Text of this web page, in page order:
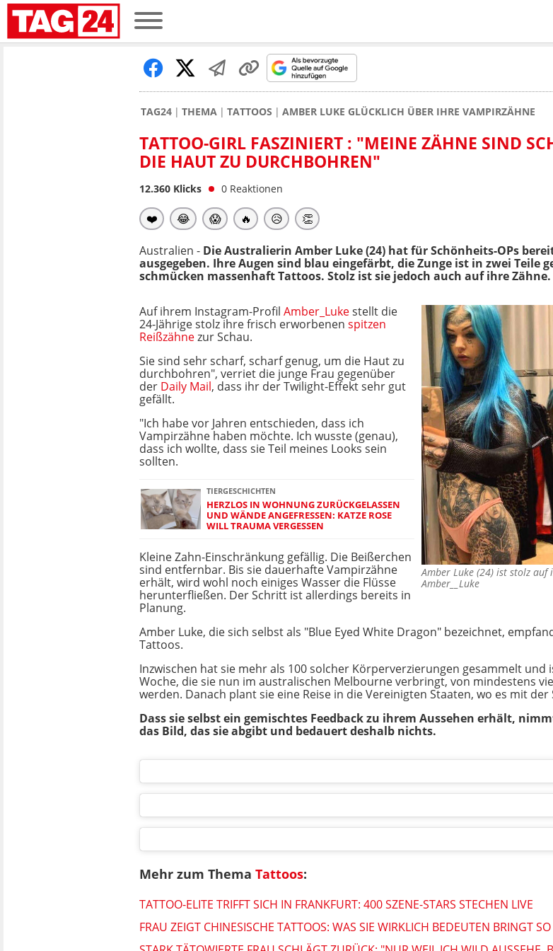
TAG24 THEMA TATTOOS AMBER LUKE GLÜCKLICH ÜBER IHRE VAMPIRZÄHNE
TATTOO-GIRL FASZINIERT : "MEINE ZÄHNE SIND
DIE HAUT ZU DURCHBOHREN"
12.360 Klicks 0 Reaktionen
❤️ 😂 😱 🔥 😥 👏
Australien - Die Australierin Amber Luke (24) hat für Schönheits-OPs
ausgegeben. Ihre Augen sind blau eingefärbt, die Zunge ist in zwei Teile
schmücken massenhaft Tattoos. Stolz ist sie jedoch auch auf ihre Zähne.
Amber Luke (24) ist stolz
Amber__Luke
Auf ihrem Instagram-Profil Amber_Lukestellt die
24-Jährige stolz ihre frisch erworbenen spitzen
Reißzähnezur Schau.
Sie sind sehr scharf, scharf genug, um die Haut zu
durchbohren", verriet die junge Frau gegenüber
der Daily Mail, dass ihr der Twilight-Effekt sehr gut
gefällt.
"Ich habe vor Jahren entschieden, dass ich
Vampirzähne haben möchte. Ich wusste (genau),
dass ich wollte, dass sie Teil meines Looks sein
sollten.
TIERGESCHICHTEN
HERZLOS IN WOHNUNG ZURÜCKGELASSEN
UND WÄNDE ANGEFRESSEN: KATZE ROSE
WILL TRAUMA VERGESSEN
Kleine Zahn-Einschränkung gefällig. Die Beißerchen
sind entfernbar. Bis sie dauerhafte Vampirzähne
erhält, wird wohl noch einiges Wasser die Flüsse
herunterfließen. Der Schritt ist allerdings bereits in
Planung.
Amber Luke, die sich selbst als "Blue Eyed White Dragon" bezeichnet,
Tattoos.
Inzwischen hat sie mehr als 100 solcher Körperverzierungen gesammelt
Woche, die sie nun im australischen Melbourne verbringt, von mindestens
werden. Danach plant sie eine Reise in die Vereinigten Staaten, wo es mit
Dass sie selbst ein gemischtes Feedback zu ihrem Aussehen erhält,
das Bild, das sie abgibt und bedauert deshalb nichts.
Mehr zum Thema Tattoos:
TATTOO-ELITE TRIFFT SICH IN FRANKFURT: 400 SZENE-STARS STECHEN LIVE
FRAU ZEIGT CHINESISCHE TATTOOS: WAS SIE WIRKLICH BEDEUTEN BRINGT